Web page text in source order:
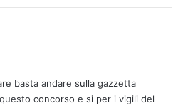
basta andare sulla gazzetta
concorso e si per i vigili del